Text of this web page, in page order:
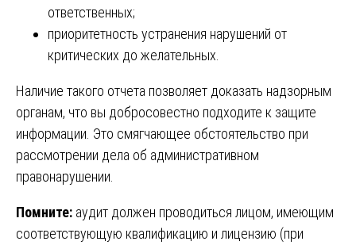
ответственных;
приоритетность устранения нарушений от
критических до желательных.
Наличие такого отчета позволяет доказать надзорным
органам, что вы добросовестно подходите к защите
информации. Это смягчающее обстоятельство при
рассмотрении дела об административном
правонарушении.
Помните: аудит должен проводиться лицом, имеющим
соответствующую квалификацию и лицензию (при